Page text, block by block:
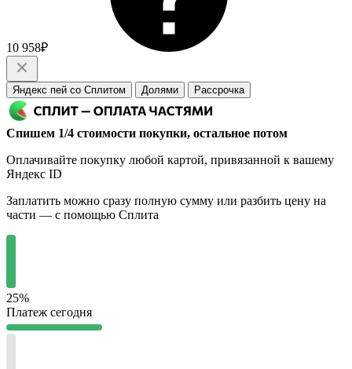
10 958₽
Яндекс пей со Сплитом Долями Рассрочка
Спишем 1/4 стоимости покупки, остальное потом
Оплачивайте покупку любой картой, привязанной к вашему
Яндекс ID
Заплатить можно сразу полную сумму или разбить цену на
части — с помощью Сплита
25%
Платеж сегодня